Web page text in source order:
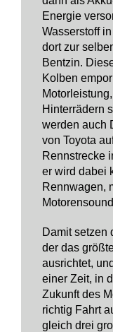
Energie
Wasserstoff
dort zur
Bentzin.
Kolben
Hinterrädern
werden auch
von Toyota
Rennstrecke
er wird dabei
Rennwagen,
Damit setzen
der das
ausrichtet,
einer Zeit, in
Zukunft des
richtig Fahrt
gleich drei